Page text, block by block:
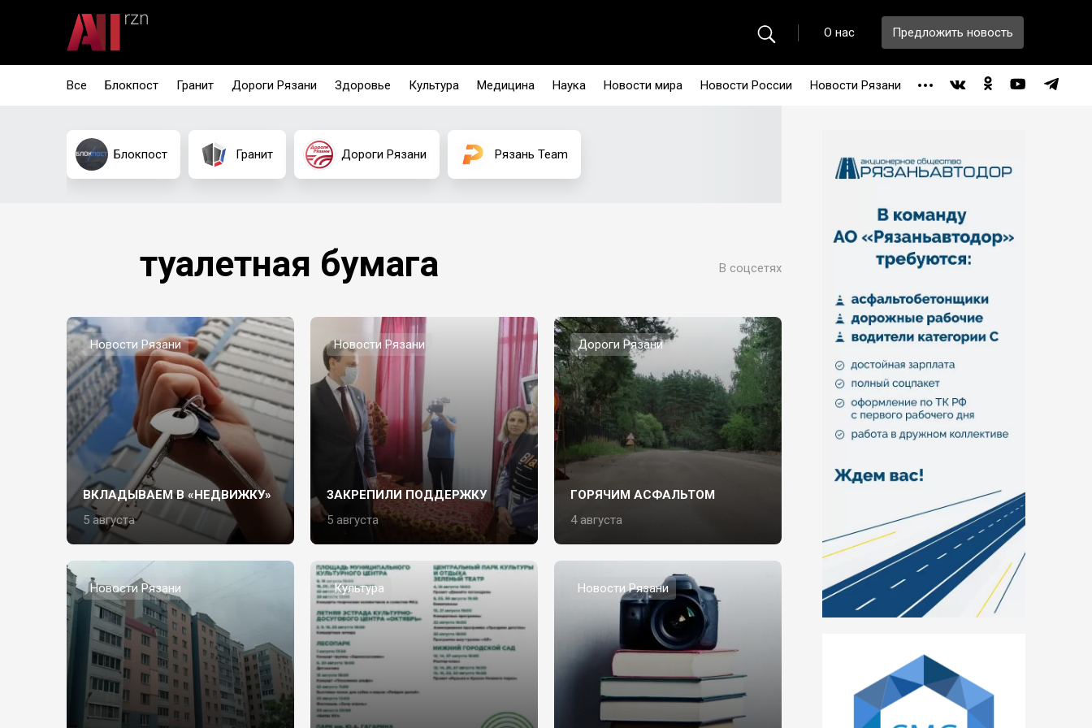
О нас Предложить новость
Все Блокпост Гранит Дороги Рязани Здоровье Культура Медицина Наука Новости мира Новости России Новости Рязани
Блокпост Гранит Дороги Рязани Рязань Team
туалетная бумага В соцсетях
Новости Рязани
ВКЛАДЫВАЕМ В «НЕДВИЖКУ»
5 августа
Новости Рязани
ЗАКРЕПИЛИ ПОДДЕРЖКУ
5 августа
Дороги Рязани
ГОРЯЧИМ АСФАЛЬТОМ
4 августа
Новости Рязани Культура Новости Рязани